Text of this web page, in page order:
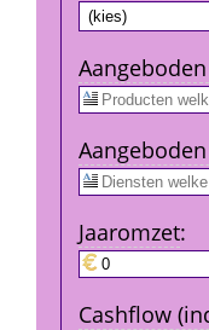
Jaar­omzet:
Cashflow